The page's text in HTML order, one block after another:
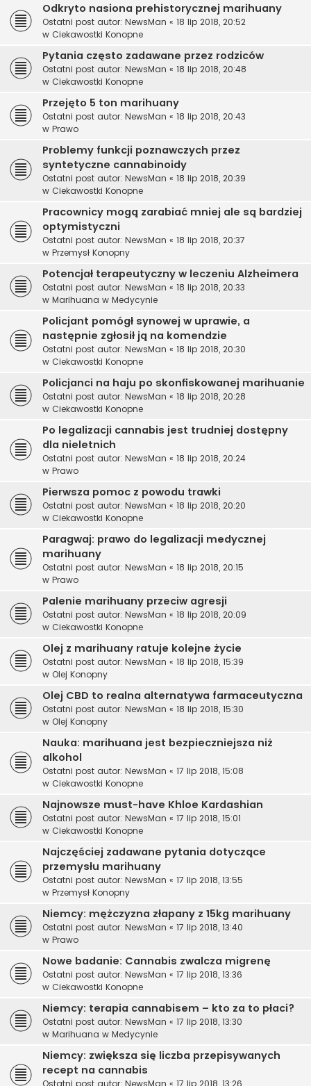
Odkryto nasiona prehistorycznej marihuany
Ostatni post autor: NewsMan « 18 lip 2018, 20:52
w Ciekawostki Konopne
Pytania często zadawane przez rodziców
Ostatni post autor: NewsMan « 18 lip 2018, 20:48
w Ciekawostki Konopne
Przejęto 5 ton marihuany
Ostatni post autor: NewsMan « 18 lip 2018, 20:43
w Prawo
Problemy funkcji poznawczych przez
syntetyczne cannabinoidy
Ostatni post autor: NewsMan « 18 lip 2018, 20:39
w Ciekawostki Konopne
Pracownicy mogą zarabiać mniej ale są bardziej
optymistyczni
Ostatni post autor: NewsMan « 18 lip 2018, 20:37
w Przemysł Konopny
Potencjał terapeutyczny w leczeniu Alzheimera
Ostatni post autor: NewsMan « 18 lip 2018, 20:33
w Marihuana w Medycynie
Policjant pomógł synowej w uprawie, a
następnie zgłosił ją na komendzie
Ostatni post autor: NewsMan « 18 lip 2018, 20:30
w Ciekawostki Konopne
Policjanci na haju po skonfiskowanej marihuanie
Ostatni post autor: NewsMan « 18 lip 2018, 20:28
w Ciekawostki Konopne
Po legalizacji cannabis jest trudniej dostępny
dla nieletnich
Ostatni post autor: NewsMan « 18 lip 2018, 20:24
w Prawo
Pierwsza pomoc z powodu trawki
Ostatni post autor: NewsMan « 18 lip 2018, 20:20
w Ciekawostki Konopne
Paragwaj: prawo do legalizacji medycznej
marihuany
Ostatni post autor: NewsMan « 18 lip 2018, 20:15
w Prawo
Palenie marihuany przeciw agresji
Ostatni post autor: NewsMan « 18 lip 2018, 20:09
w Ciekawostki Konopne
Olej z marihuany ratuje kolejne życie
Ostatni post autor: NewsMan « 18 lip 2018, 15:39
w Olej Konopny
Olej CBD to realna alternatywa farmaceutyczna
Ostatni post autor: NewsMan « 18 lip 2018, 15:30
w Olej Konopny
Nauka: marihuana jest bezpieczniejsza niż
alkohol
Ostatni post autor: NewsMan « 17 lip 2018, 15:08
w Ciekawostki Konopne
Najnowsze must-have Khloe Kardashian
Ostatni post autor: NewsMan « 17 lip 2018, 15:01
w Ciekawostki Konopne
Najczęściej zadawane pytania dotyczące
przemysłu marihuany
Ostatni post autor: NewsMan « 17 lip 2018, 13:55
w Przemysł Konopny
Niemcy: mężczyzna złapany z 15kg marihuany
Ostatni post autor: NewsMan « 17 lip 2018, 13:40
w Prawo
Nowe badanie: Cannabis zwalcza migrenę
Ostatni post autor: NewsMan « 17 lip 2018, 13:36
w Ciekawostki Konopne
Niemcy: terapia cannabisem – kto za to płaci?
Ostatni post autor: NewsMan « 17 lip 2018, 13:30
w Marihuana w Medycynie
Niemcy: zwiększa się liczba przepisywanych
recept na cannabis
Ostatni post autor: NewsMan « 17 lip 2018, 13:26